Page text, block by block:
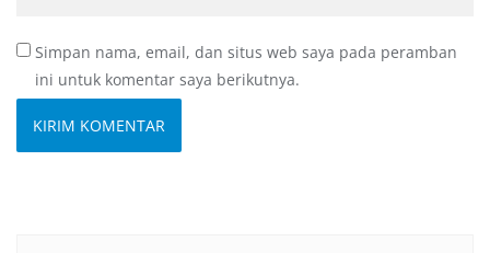
Simpan nama, email, dan situs web saya pada peramban
ini untuk komentar saya berikutnya.